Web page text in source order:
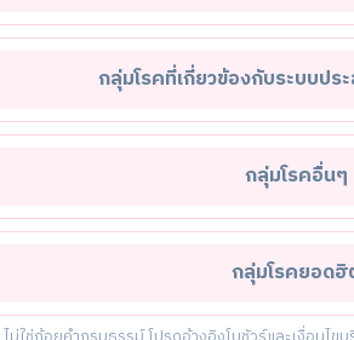
กลุ่มโรคที่เกี่ยวข้องกับระบบปร
กลุ่มโรคอื่นๆ
กลุ่มโรคยอด